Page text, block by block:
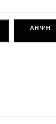
ΛΉΨΗ